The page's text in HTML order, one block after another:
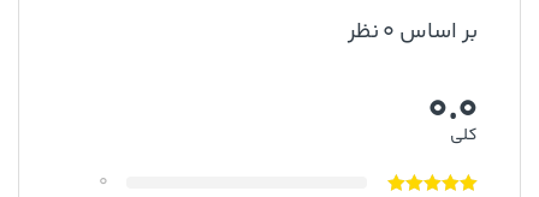
بر اساس 0 نظر
0.0
کلی
0